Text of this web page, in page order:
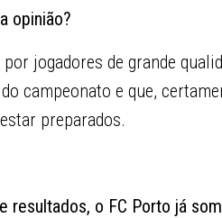
opinião?
jogadores de grande
campeonato e que,
preparados.
resultados, o FC Porto já